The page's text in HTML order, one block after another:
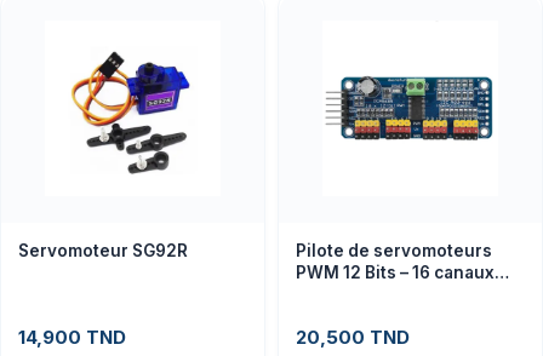
Servomoteur SG92R
14,900 TND
Pilote de servomoteurs
PWM 12 Bits – 16 canaux
20,500 TND